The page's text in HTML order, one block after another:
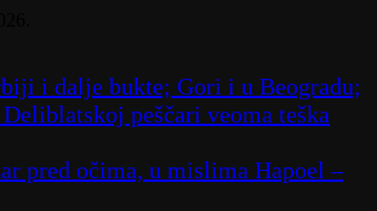
i dalje bukte; Gori i u Beogradu;
peščari veoma teška
pred očima, u mislima Hapoel –